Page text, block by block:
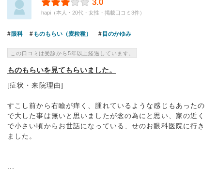
3.0
hapi（本人・20代・女性・掲載口コミ3件）
眼科 ものもらい（麦粒種） 目のかゆみ
この口コミは受診から5年以上経過しています。
ものもらいを見てもらいました。
[症状・来院理由]
すこし前から右瞼が痒く、腫れているような感じもあったの
で大した事は無いと思いましたが念の為にと思い、家の近く
で小さい頃からお世話になっている、せのお眼科医院に行き
ました。